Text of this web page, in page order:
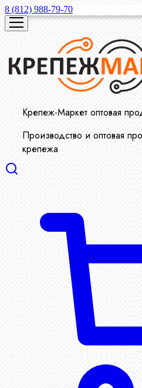
8 (812) 988-79-70
Крепеж-Маркет оптовая
Производство и оптовая
крепежа